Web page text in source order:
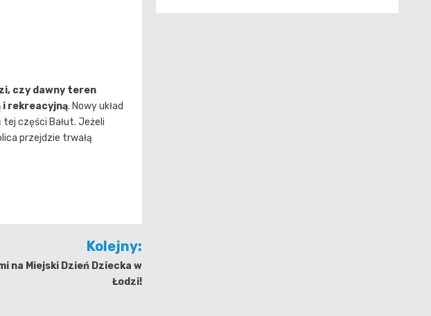
czy dawny teren
rekreacyjną. Nowy układ
części Bałut. Jeżeli
przejdzie trwałą
Kolejny:
na Miejski Dzień Dziecka w
Łodzi!